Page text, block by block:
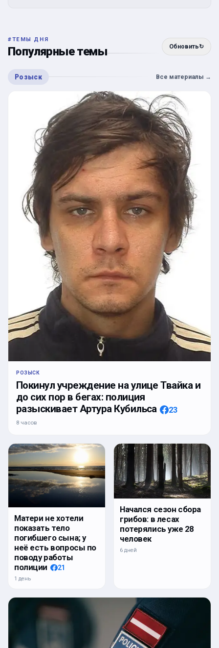
#ТЕМЫ ДНЯ
Популярные темы Обновить↻
Розыск Все материалы →
РОЗЫСК
Покинул учреждение на улице Твайка и
до сих пор в бегах: полиция
разыскивает Артура Кубильса
23
8 часов
Матери не хотели
показать тело
погибшего сына; у
неё есть вопросы по
поводу работы
полиции
21
1 день
Начался сезон сбора
грибов: в лесах
потерялись уже 28
человек
6 дней